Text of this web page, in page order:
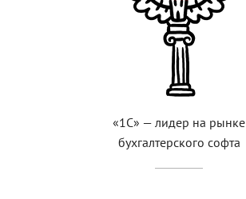
«1С» — лидер на рынке
бухгалтерского софта